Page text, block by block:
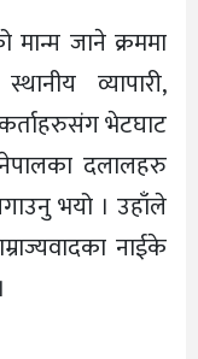
मान्म जाने क्रममा
व्यापारी,
भेटघाट
दलालहरु
भयो । उहाँले
नाईके